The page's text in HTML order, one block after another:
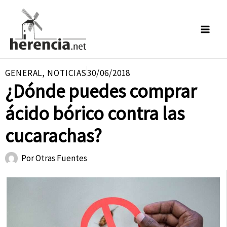
contenido
GENERAL, NOTICIAS30/06/2018
¿Dónde puedes comprar
ácido bórico contra las
cucarachas?
PorOtras Fuentes